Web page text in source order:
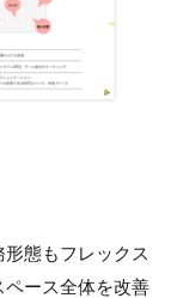
態もフレックス
ース全体を改善